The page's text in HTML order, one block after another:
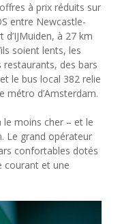
à prix réduits sur
entre Newcastle-
à 27 km
soient lents, les
des bars
le bus local 382 relie
métro d’Amsterdam.
moins cher – et le
Le grand opérateur
confortables dotés
courant et une